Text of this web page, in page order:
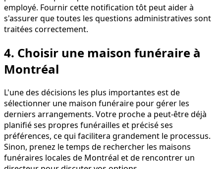
employé. Fournir cette notification tôt peut aider à
s'assurer que toutes les questions administratives sont
traitées correctement.
4. Choisir une maison funéraire à
Montréal
L'une des décisions les plus importantes est de
sélectionner une maison funéraire pour gérer les
derniers arrangements. Votre proche a peut-être déjà
planifié ses propres funérailles et précisé ses
préférences, ce qui facilitera grandement le processus.
Sinon, prenez le temps de rechercher les maisons
funéraires locales de Montréal et de rencontrer un